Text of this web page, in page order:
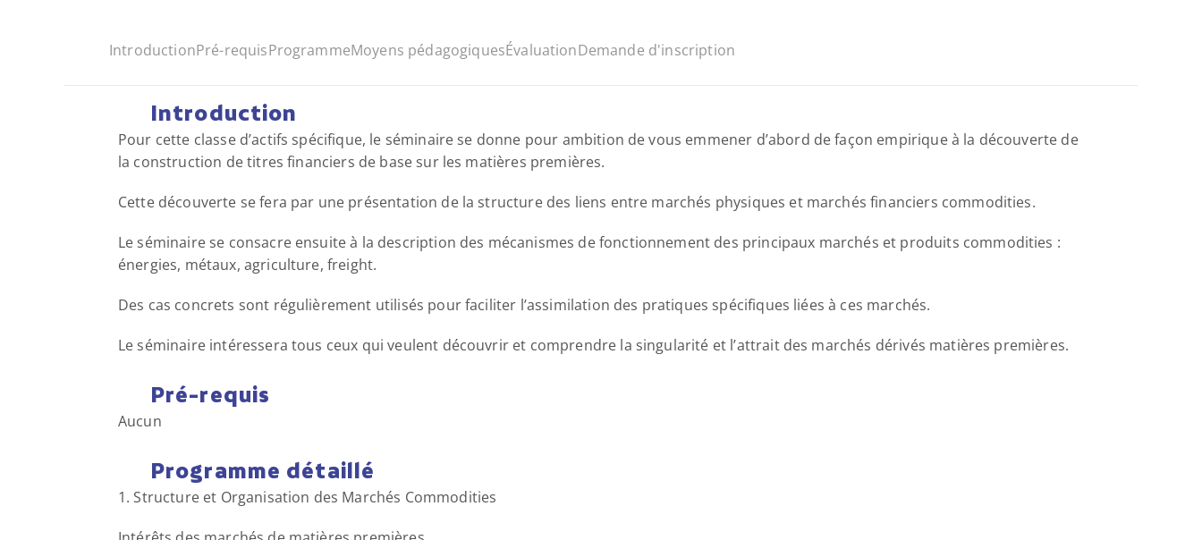
IntroductionPré-requisProgrammeMoyens pédagogiquesÉvaluationDemande d'inscription
Introduction
Pour cette classe d’actifs spécifique, le séminaire se donne pour ambition de vous emmener d’abord de façon empirique à la découverte de
la construction de titres financiers de base sur les matières premières.
Cette découverte se fera par une présentation de la structure des liens entre marchés physiques et marchés financiers commodities.
Le séminaire se consacre ensuite à la description des mécanismes de fonctionnement des principaux marchés et produits commodities :
énergies, métaux, agriculture, freight.
Des cas concrets sont régulièrement utilisés pour faciliter l’assimilation des pratiques spécifiques liées à ces marchés.
Le séminaire intéressera tous ceux qui veulent découvrir et comprendre la singularité et l’attrait des marchés dérivés matières premières.
Pré-requis
Aucun
Programme détaillé
1. Structure et Organisation des Marchés Commodities